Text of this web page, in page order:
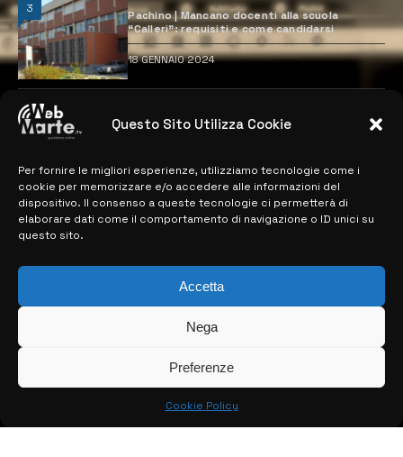
Questo Sito Utilizza Cookie
Per fornire le migliori esperienze, utilizziamo tecnologie come i
cookie per memorizzare e/o accedere alle informazioni del
dispositivo. Il consenso a queste tecnologie ci permetterà di
elaborare dati come il comportamento di navigazione o ID unici su
questo sito.
Accetta
Nega
Preferenze
Cookie Policy
3
Pachino | Mancano docenti alla scuola
“Calleri”: requisiti e come candidarsi
18 GENNAIO 2024
4
Catania | Opportunità di lavoro con St
Microelectronics: centinaia di assunzioni
MAPPA DEL SITO
> EDIZIONI LOCALI